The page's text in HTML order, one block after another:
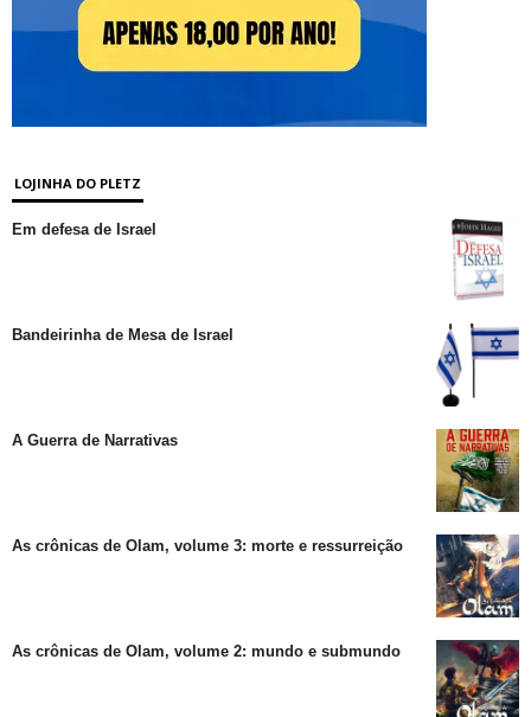
LOJINHA DO PLETZ
Em defesa de Israel
Bandeirinha de Mesa de Israel
A Guerra de Narrativas
As crônicas de Olam, volume 3: morte e ressurreição
As crônicas de Olam, volume 2: mundo e submundo